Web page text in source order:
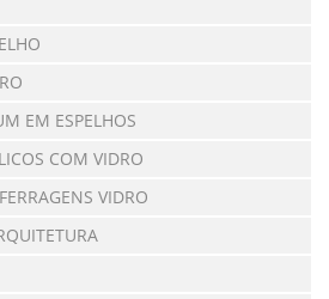
EM ESPELHOS
COM VIDRO
VIDRO